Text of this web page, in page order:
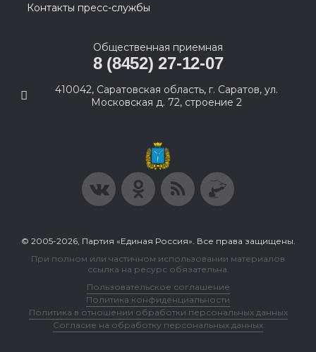
Контакты пресс-службы
Общественная приемная
8 (8452) 27-12-07
410042, Саратовская область, г. Саратов, ул.
Московская д. 72, строение 2
© 2005-2026, Партия «Единая Россия». Все права защищены.
При полном или частичном использовании материалов
ссылка на ресурс обязательна.
Пользовательское соглашение
Политика конфиденциальности
Политика в отношении обработки персональных данных
Согласие на обработку персональных данных